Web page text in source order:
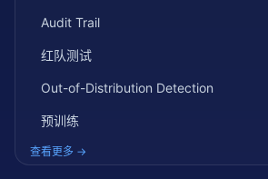
Audit Trail
红队测试
Out-of-Distribution Detection
预训练
查看更多 →